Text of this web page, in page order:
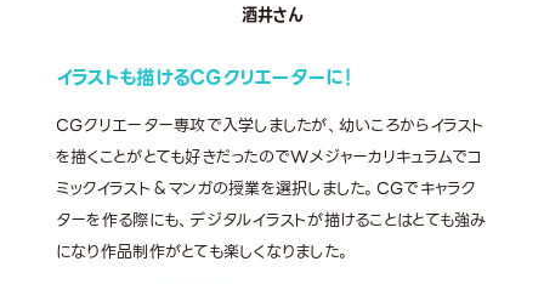
酒井さん
イラストも描けるCGクリエーターに！
CGクリエーター専攻で入学しましたが、幼いころからイラスト
を描くことがとても好きだったのでWメジャーカリキュラムでコ
ミックイラスト＆マンガの授業を選択しました。CGでキャラク
ターを作る際にも、デジタルイラストが描けることはとても強み
になり作品制作がとても楽しくなりました。